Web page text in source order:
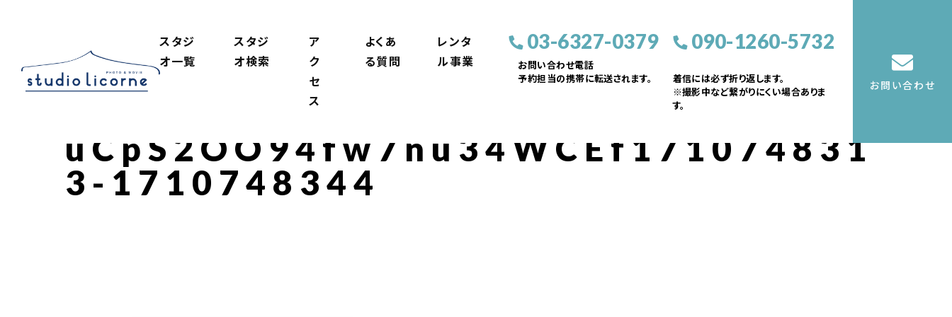
スタジ
オ一覧
スタジ
オ検索
ア
ク
セ
ス
よくあ
る質問
レンタ
ル事業
03-6327-0379
お問い合わせ電話
予約担当の携帯に転送されます。
090-1260-5732
着信には必ず折り返します。
※撮影中など繋がりにくい場合ありま
す。
お問い合わせ
uCpS2OO94fw7nu34WCEf171074831
3-1710748344